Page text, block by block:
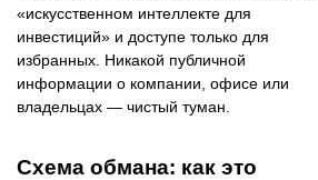
«искусственном интеллекте для
инвестиций» и доступе только для
избранных. Никакой публичной
информации о компании, офисе или
владельцах — чистый туман.
Схема обмана: как это